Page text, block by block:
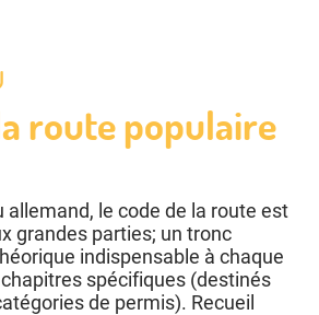
route populaire
allemand, le code de la route est
grandes parties; un tronc
indispensable à chaque
spécifiques (destinés
de permis). Recueil